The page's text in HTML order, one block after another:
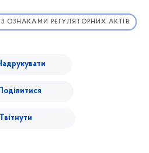
З ОЗНАКАМИ РЕГУЛЯТОРНИХ АКТІВ
Твітнути